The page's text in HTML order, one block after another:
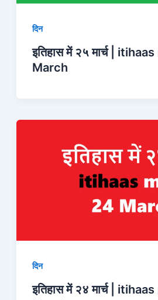
दिन
इतिहास में २५ मार्च |
March
दिन
इतिहास में २४ मार्च |